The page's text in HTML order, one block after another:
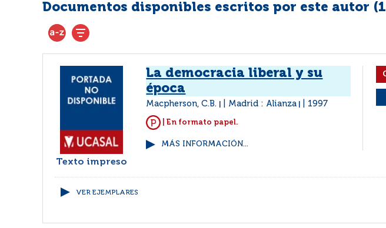
Documentos disponibles escritos por este autor (1
Texto impreso
La democracia liberal y su
época
Macpherson, C.B. Madrid : Alianza 1997
| En formato papel.
MÁS INFORMACIÓN...
VER EJEMPLARES